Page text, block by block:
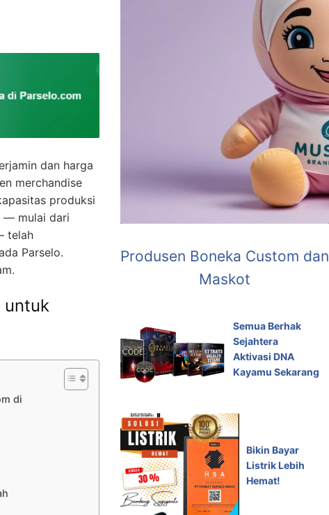
dan harga
merchandise
produksi
— mulai dari
telah
Parselo.
untuk
di
Produsen Boneka Custom dan
Maskot
Semua Berhak
Sejahtera
Aktivasi DNA
Kayamu Sekarang
Bikin Bayar
Listrik Lebih
Hemat!